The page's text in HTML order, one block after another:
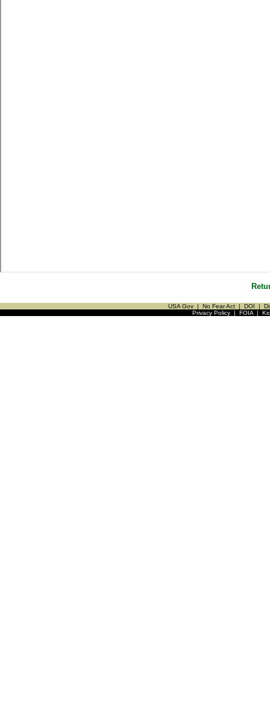
USA Gov | No Fear Act | DOI |
Privacy Policy| FOIA|